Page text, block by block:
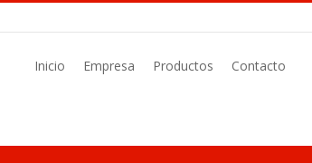
Inicio Empresa Productos Contacto